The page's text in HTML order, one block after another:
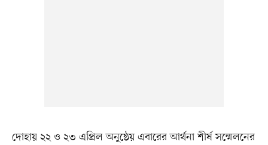
দোহায় ২২ ও ২৩ এপ্রিল অনুষ্ঠেয় এবারের আর্থনা শীর্ষ সম্মেলনের